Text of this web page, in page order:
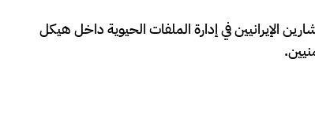
الإيرانيين في إدارة الملفات الحيوية داخل هيكل